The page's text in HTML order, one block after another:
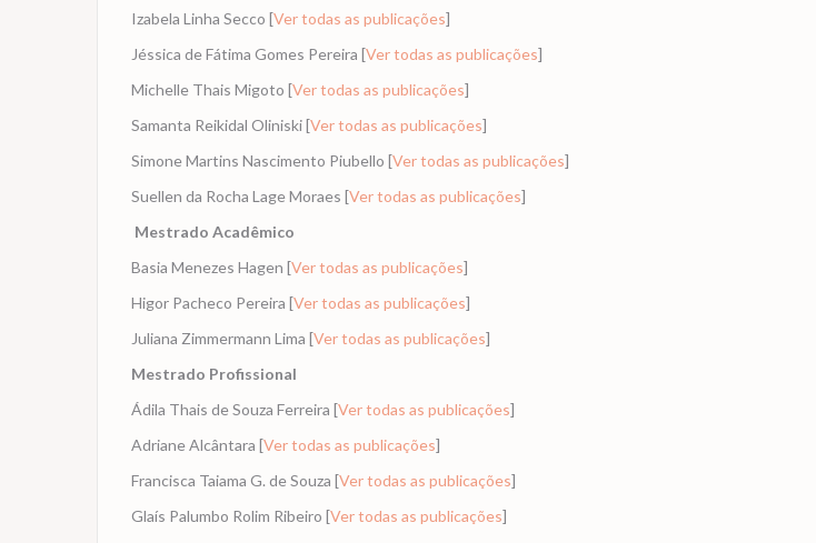
Izabela Linha Secco [Ver todas as publicações]
Jéssica de Fátima Gomes Pereira [Ver todas as publicações]
Michelle Thais Migoto [Ver todas as publicações]
Samanta Reikidal Oliniski [Ver todas as publicações]
Simone Martins Nascimento Piubello [Ver todas as publicações]
Suellen da Rocha Lage Moraes [Ver todas as publicações]
Mestrado Acadêmico
Basia Menezes Hagen [Ver todas as publicações]
Higor Pacheco Pereira [Ver todas as publicações]
Juliana Zimmermann Lima [Ver todas as publicações]
Mestrado Profissional
Ádila Thais de Souza Ferreira [Ver todas as publicações]
Adriane Alcântara [Ver todas as publicações]
Francisca Taiama G. de Souza [Ver todas as publicações]
Glaís Palumbo Rolim Ribeiro [Ver todas as publicações]